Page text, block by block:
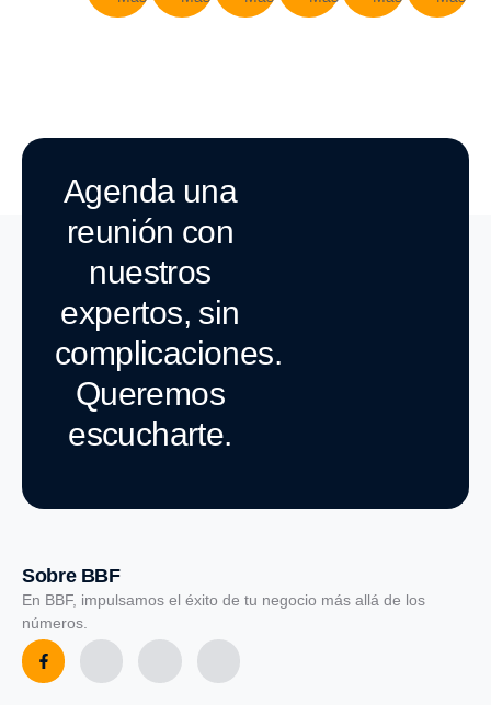
Agenda una
reunión con
nuestros
expertos, sin
complicaciones.
Queremos
escucharte.
Sobre BBF
En BBF, impulsamos el éxito de tu negocio más allá de los
números.